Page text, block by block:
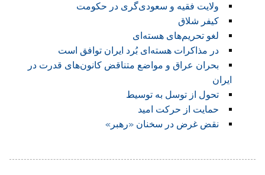
ولایت فقیه و سعودی‌گری در حکومت
کیفر شلاق
لغو تحریم‌های هسته‌ای
در مذاکرات هسته‌ای بُرد ایران توافق است
بحران عراق و مواضع متناقض کانون‌های قدرت در
ایران
تحول از توسل به توسیط
حمایت از حرکت امید
نقض غرض در سخنان «رهبر»